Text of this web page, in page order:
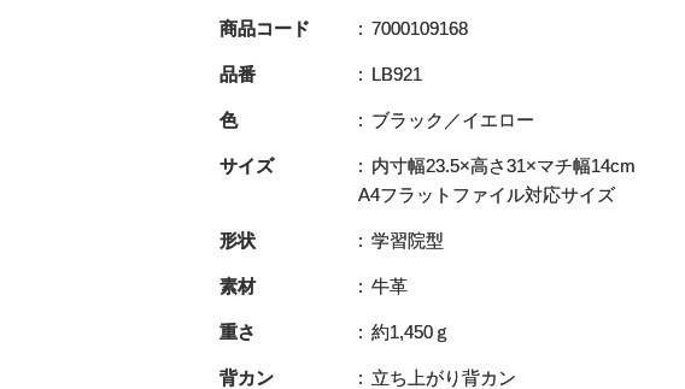
商品コード 7000109168
品番 LB921
色 ブラック／イエロー
サイズ
内寸幅23.5×高さ31×マチ幅14cm
A4フラットファイル対応サイズ
形状 学習院型
素材 牛革
重さ 約1,450ｇ
背カン 立ち上がり背カン